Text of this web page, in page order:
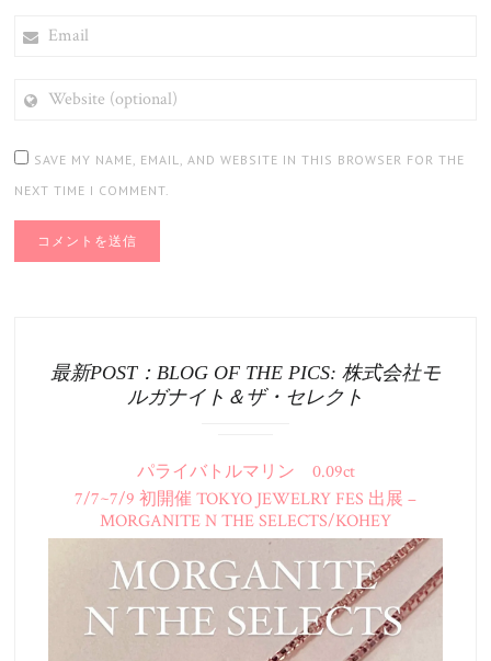
(OPTIONAL)
SAVE MY NAME, EMAIL, AND WEBSITE IN THIS BROWSER FOR THE
NEXT TIME I COMMENT.
最新POST：BLOG OF THE PICS: 株式会社モ
ルガナイト＆ザ・セレクト
パライバトルマリン 0.09ct
7/7~7/9 初開催 TOKYO JEWELRY FES 出展 –
MORGANITE N THE SELECTS/KOHEY